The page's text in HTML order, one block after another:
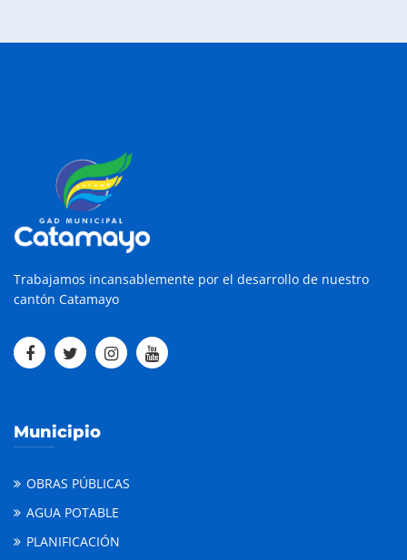
Trabajamos incansablemente por el desarrollo de nuestro
cantón Catamayo
Municipio
OBRAS PÚBLICAS
AGUA POTABLE
PLANIFICACIÓN